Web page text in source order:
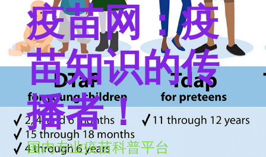
疫苗网：疫
苗知识的传
播者！
国内专业疫苗科普平台